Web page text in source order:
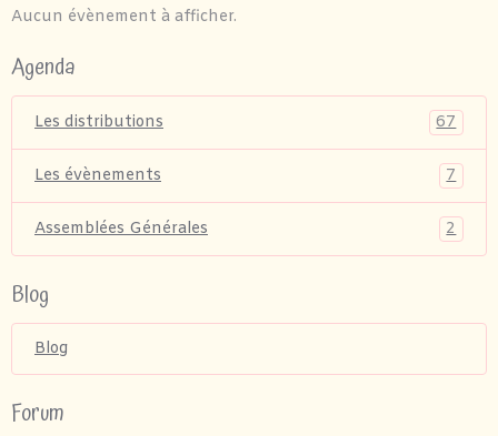
Aucun évènement à afficher.
Agenda
Les distributions 67
Les évènements 7
Assemblées Générales 2
Blog
Blog
Forum